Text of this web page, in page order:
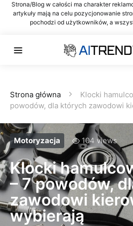
Strona/Blog w całości ma charakter
artykuły mają na celu pozycjonowanie
pochodzi od użytkowników, a
Strona główna
Klocki
powodów, dla których zawodowi
Motoryzacja 104 views
Klocki
– 7 powodów,
zawodowi
wybierają